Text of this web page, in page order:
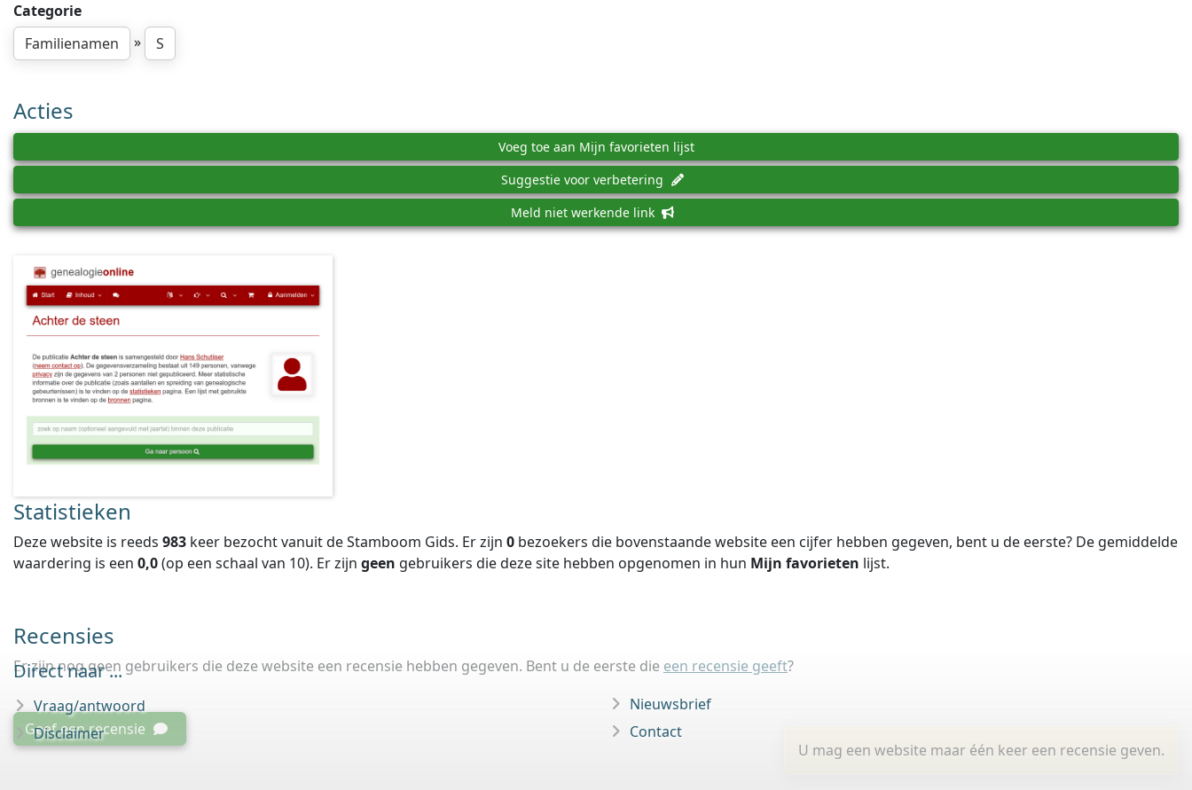
Categorie
Familienamen
» S
Acties
Voeg toe aan Mijn favorieten lijst
Suggestie voor verbetering
Meld niet werkende link
Statistieken
Deze website is reeds 983 keer bezocht vanuit de Stamboom Gids. Er zijn 0 bezoekers die bovenstaande website een cijfer hebben gegeven, bent u de eerste? De gemiddelde
waardering is een 0,0(op een schaal van 10). Er zijn geen gebruikers die deze site hebben opgenomen in hun Mijn favorieten lijst.
Recensies
Er zijn nog geen gebruikers die deze website een recensie hebben gegeven. Bent u de eerste die een recensie geeft?
U mag een website maar één keer een recensie geven.
Geef een recensie
Direct naar ...
Vraag/antwoord
Disclaimer
Nieuwsbrief
Contact